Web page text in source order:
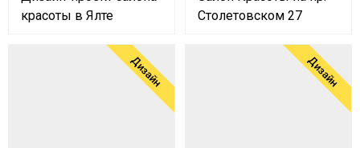
красоты в Ялте
Столетовском 27
Дизайн Дизайн